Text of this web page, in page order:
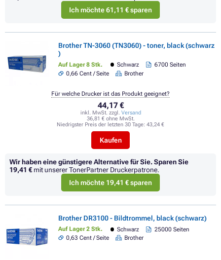
Ich möchte 61,11 € sparen
Brother TN-3060 (TN3060) - toner, black (schwarz
)
Auf Lager 8 Stk. Schwarz
6700 Seiten
0,66 Cent / Seite
Brother
44,17 €
inkl. MwSt. zzgl. Versand
36,81 € ohne MwSt.
Niedrigster Preis der letzten 30 Tage: 43,24 €
Kaufen
Für welche Drucker ist das Produkt geeignet?
Wir haben eine günstigere Alternative für Sie.Sparen Sie
19,41 € mit unserer TonerPartner Druckerpatrone.
Ich möchte 19,41 € sparen
Brother DR3100 - Bildtrommel, black (schwarz)
Auf Lager 2 Stk. Schwarz
25000 Seiten
0,63 Cent / Seite
Brother